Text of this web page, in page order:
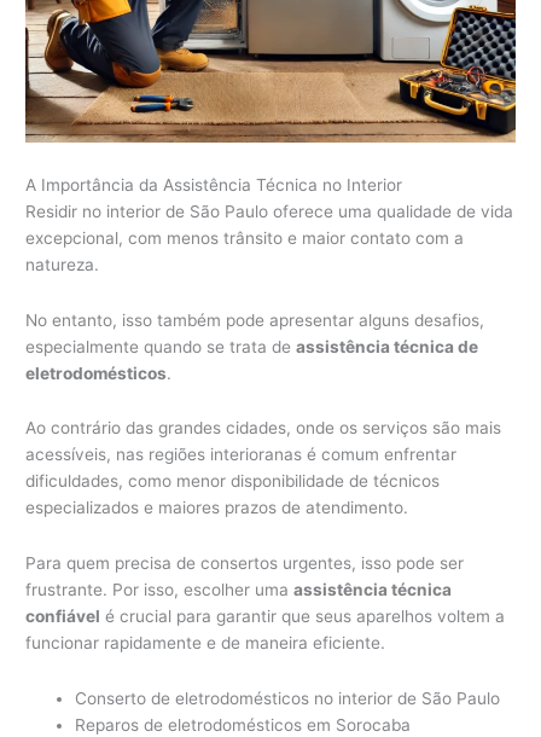
A Importância da Assistência Técnica no Interior
Residir no interior de São Paulo oferece uma qualidade de vida
excepcional, com menos trânsito e maior contato com a
natureza.
No entanto, isso também pode apresentar alguns desafios,
especialmente quando se trata deassistência técnica de
eletrodomésticos.
Ao contrário das grandes cidades, onde os serviços são mais
acessíveis, nas regiões interioranas é comum enfrentar
dificuldades, como menor disponibilidade de técnicos
especializados e maiores prazos de atendimento.
Para quem precisa de consertos urgentes, isso pode ser
frustrante. Por isso, escolher umaassistência técnica
confiável é crucial para garantir que seus aparelhos voltem a
funcionar rapidamente e de maneira eficiente.
Conserto de eletrodomésticos no interior de São Paulo
Reparos de eletrodomésticos em Sorocaba